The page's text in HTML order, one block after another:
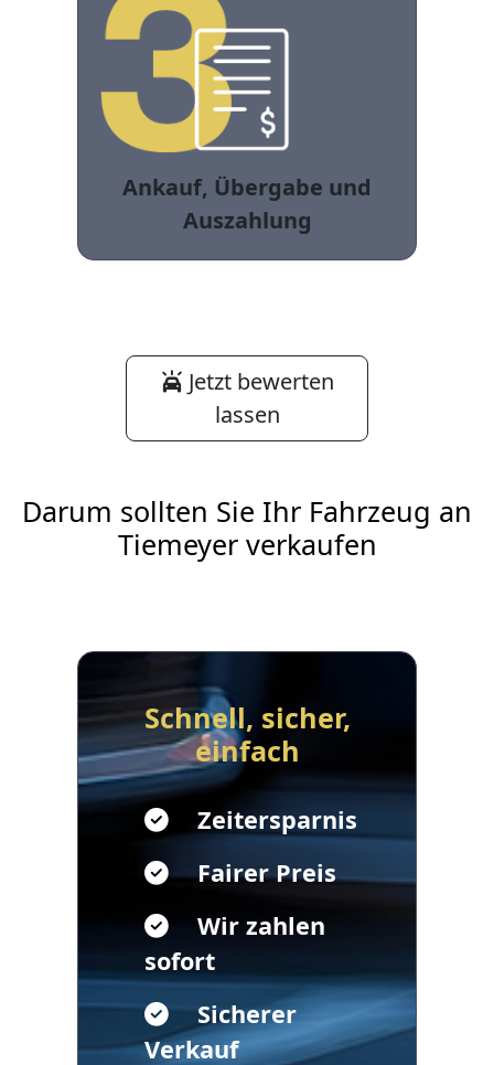
Ankauf, Übergabe und
Auszahlung
Jetzt bewerten
lassen
Darum sollten Sie Ihr Fahrzeug an
Tiemeyer verkaufen
Schnell, sicher,
einfach
Zeitersparnis
Fairer Preis
Wir zahlen
sofort
Sicherer
Verkauf